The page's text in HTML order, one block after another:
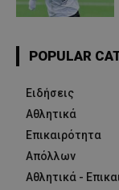
POPULAR
Ειδήσεις
Αθλητικά
Επικαιρότητα
Απόλλων
Αθλητικά -